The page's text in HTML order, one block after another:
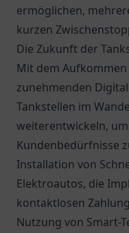
ermöglichen,
kurzen
Die Zukunft der
Mit dem
zunehmenden
Tankstellen im
weiterentwickeln,
Kundenbedürfnisse
Installation von
Elektroautos, die
kontaktlosen
Nutzung von Smart-